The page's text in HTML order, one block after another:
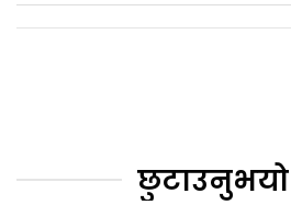
छुटाउनुभयो